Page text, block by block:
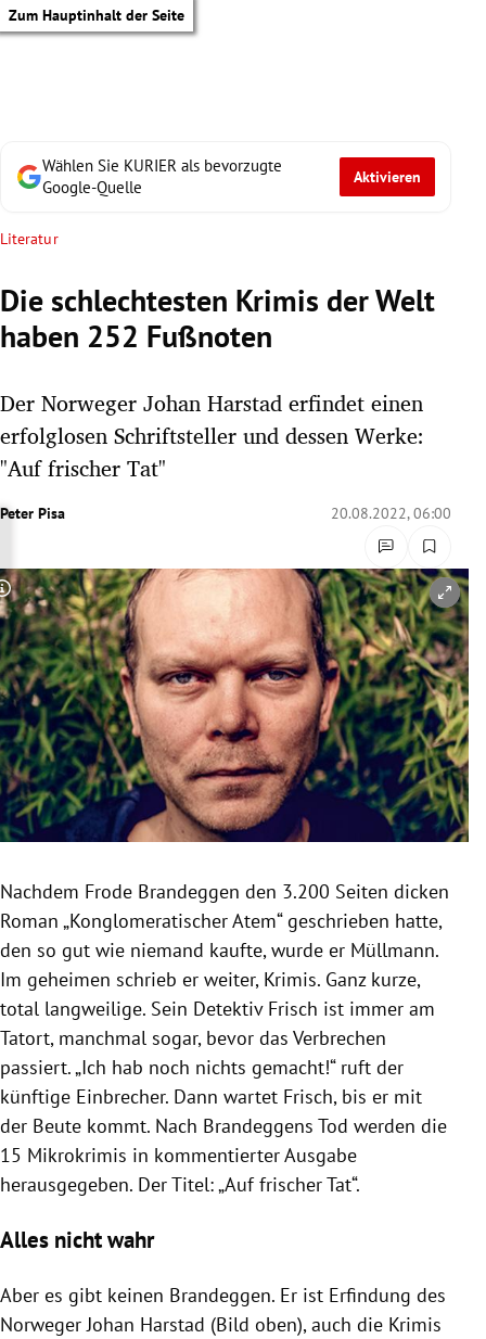
Zum Hauptinhalt der Seite
Untermenü
Untermenü
Untermenü
Untermenü
Untermenü
Untermenü
Untermenü
Untermenü
Wählen Sie KURIER als bevorzugte
Google-Quelle
Aktivieren
Literatur
Die schlechtesten Krimis der Welt
haben 252 Fußnoten
Der Norweger Johan Harstad erfindet einen
erfolglosen Schriftsteller und dessen Werke:
"Auf frischer Tat"
Peter Pisa 20.08.2022, 06:00
Copyright-Hinweis öffnen/schließen
Nachdem Frode Brandeggen den 3.200 Seiten dicken
Roman „Konglomeratischer Atem“ geschrieben hatte,
den so gut wie niemand kaufte, wurde er Müllmann.
Im geheimen schrieb er weiter, Krimis. Ganz kurze,
total langweilige. Sein Detektiv Frisch ist immer am
Tatort, manchmal sogar, bevor das Verbrechen
passiert. „Ich hab noch nichts gemacht!“ ruft der
künftige Einbrecher. Dann wartet Frisch, bis er mit
der Beute kommt. Nach Brandeggens Tod werden die
15 Mikrokrimis in kommentierter Ausgabe
herausgegeben. Der Titel: „Auf frischer Tat“.
Alles nicht wahr
Aber es gibt keinen Brandeggen. Er ist Erfindung des
Norweger Johan Harstad (Bild oben), auch die Krimis